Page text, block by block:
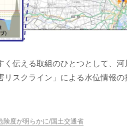
く伝える取組のひとつとして、
スクライン」による水位情報の
険度が明らかに/国土交通省